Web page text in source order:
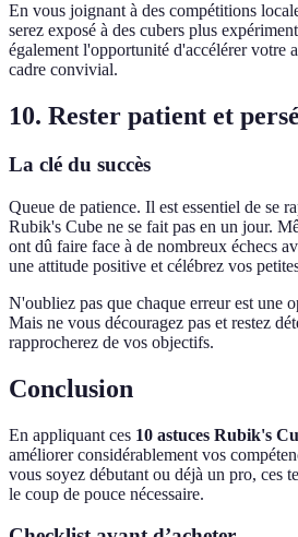
En vous joignant à des compétitions
serez exposé à des cubers plus
également l'opportunité d'accélérer votre
cadre convivial.
10. Rester patient et
La clé du succès
Queue de patience. Il est essentiel de se
Rubik's Cube ne se fait pas en un jour.
ont dû faire face à de nombreux échecs
une attitude positive et célébrez vos
N'oubliez pas que chaque erreur est une
Mais ne vous découragez pas et restez
rapprocherez de vos objectifs.
Conclusion
En appliquant ces 10 astuces Rubik's
améliorer considérablement vos
vous soyez débutant ou déjà un pro, ces
le coup de pouce nécessaire.